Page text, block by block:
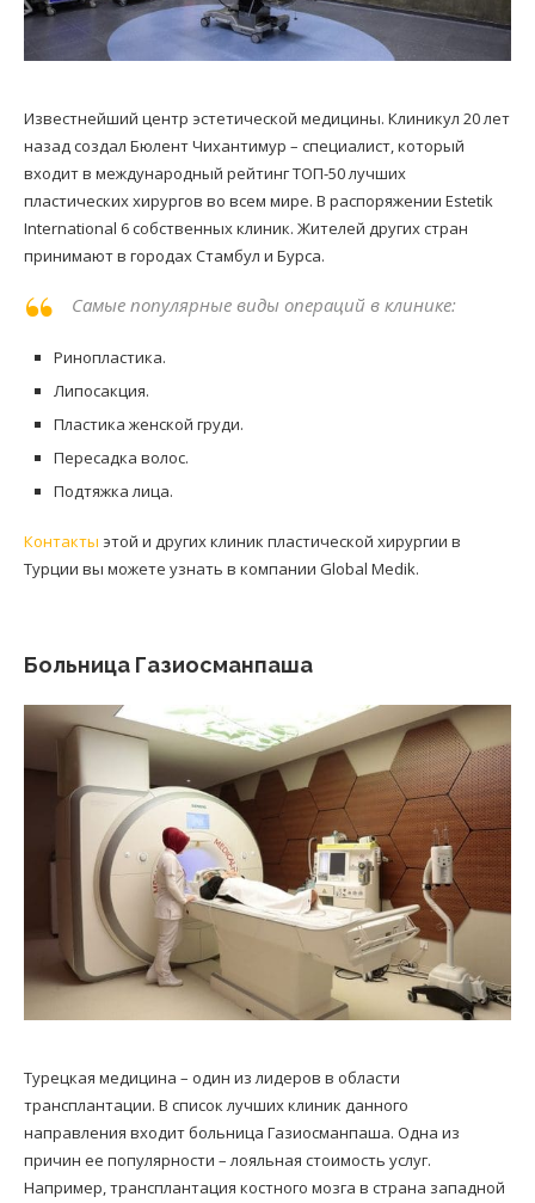
Известнейший центр эстетической медицины. Клиникул 20 лет
назад создал Бюлент Чихантимур – специалист, который
входит в международный рейтинг ТОП-50 лучших
пластических хирургов во всем мире. В распоряжении Estetik
International 6 собственных клиник. Жителей других стран
принимают в городах Стамбул и Бурса.
Самые популярные виды операций в клинике:
Ринопластика.
Липосакция.
Пластика женской груди.
Пересадка волос.
Подтяжка лица.
Контакты этой и других клиник пластической хирургии в
Турции вы можете узнать в компании Global Medik.
Больница Газиосманпаша
Турецкая медицина – один из лидеров в области
трансплантации. В список лучших клиник данного
направления входит больница Газиосманпаша. Одна из
причин ее популярности – лояльная стоимость услуг.
Например, трансплантация костного мозга в страна западной